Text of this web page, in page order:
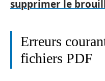
supprimer le
Erreurs
fichiers PDF